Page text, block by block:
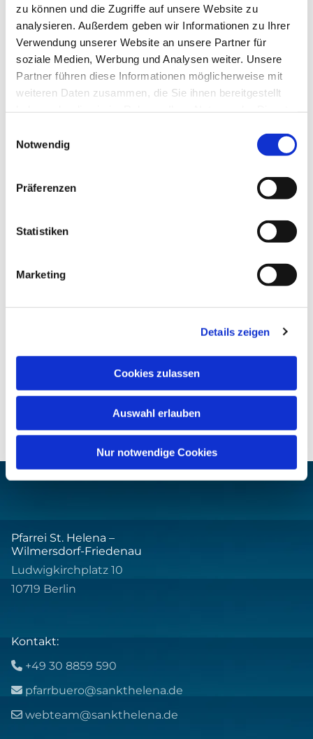
zu können und die Zugriffe auf unsere Website zu
analysieren. Außerdem geben wir Informationen zu Ihrer
Verwendung unserer Website an unsere Partner für
soziale Medien, Werbung und Analysen weiter. Unsere
Partner führen diese Informationen möglicherweise mit
weiteren Daten zusammen, die Sie ihnen bereitgestellt
Notwendig
Präferenzen
Statistiken
Marketing
Details zeigen
Cookies zulassen
Auswahl erlauben
Nur notwendige Cookies
Dies könnte Sie auch
interessieren
Pfarrei St. Helena –
Wilmersdorf-Friedenau
Ludwigkirchplatz 10
10719 Berlin
Kontakt:
 +49 30 8859 590
 pfarrbuero@sankthelena.de
 webteam@sankthelena.de